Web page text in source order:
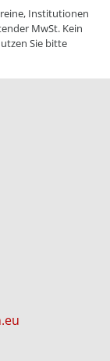
Institutionen
MwSt. Kein
Sie bitte